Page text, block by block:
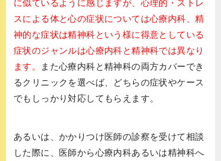
に似ているように感じますが、心理的・ストレ
スによる体と心の症状については心療内科、精
神的な症状は精神科という様に得意としている
症状のジャンルは心療内科と精神科では異なり
ます。
また心療内科と精神科の両方カバーでき
るクリニックを選べば、どちらの症状やケース
でもしっかり対応してもらえます。
あるいは、かかりつけ医師の診察を受けて相談
した際に、医師から心療内科あるいは精神科へ